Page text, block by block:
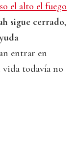
el alto el fuego
sigue cerrado,
entrar en
vida todavía no